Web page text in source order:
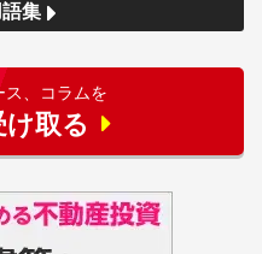
集
ス、コラムを
取る